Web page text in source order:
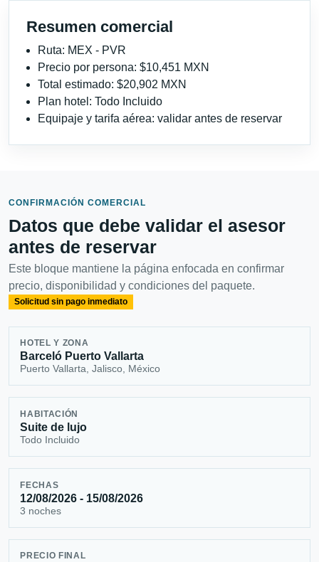
Resumen comercial
Ruta: MEX - PVR
Precio por persona: $10,451 MXN
Total estimado: $20,902 MXN
Plan hotel: Todo Incluido
Equipaje y tarifa aérea: validar antes de reservar
CONFIRMACIÓN COMERCIAL
Datos que debe validar el asesor
antes de reservar
Este bloque mantiene la página enfocada en confirmar
precio, disponibilidad y condiciones del paquete.
Solicitud sin pago inmediato
HOTEL Y ZONA
Barceló Puerto Vallarta
Puerto Vallarta, Jalisco, México
HABITACIÓN
Suite de lujo
Todo Incluido
FECHAS
12/08/2026 - 15/08/2026
3 noches
PRECIO FINAL